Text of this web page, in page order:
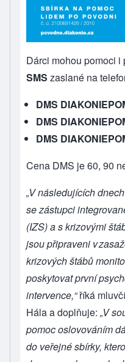
Dárci mohou pomoci i
SMS zaslané na
DMS
DMS
DMS
Cena DMS je 60, 90
„V následujících
se zástupci
(IZS) a s krizovými
jsou připraveni v
krizových štábů
poskytovat první
intervence,“říká
Hála a doplňuje: „V
pomoc oslovováním
do veřejné sbírky,